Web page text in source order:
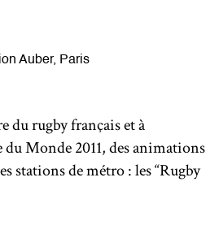
Auber, Paris
du rugby français et à
Monde 2011, des animations
stations de métro : les “Rugby